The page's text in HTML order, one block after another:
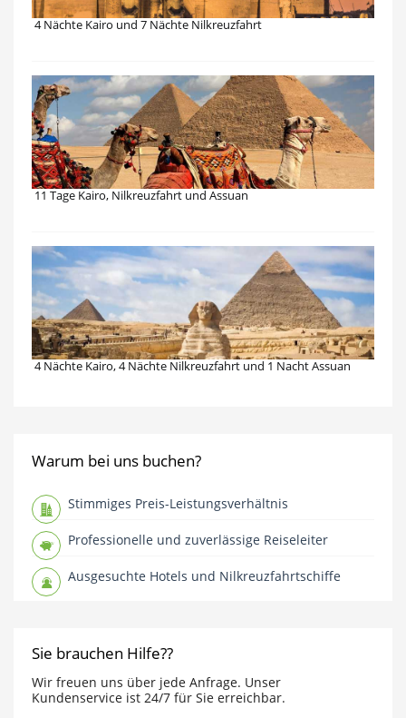
4 Nächte Kairo und 7 Nächte Nilkreuzfahrt
11 Tage Kairo, Nilkreuzfahrt und Assuan
4 Nächte Kairo, 4 Nächte Nilkreuzfahrt und 1 Nacht Assuan
Warum bei uns buchen?
Stimmiges Preis-Leistungsverhältnis
Professionelle und zuverlässige Reiseleiter
Ausgesuchte Hotels und Nilkreuzfahrtschiffe
Sie brauchen Hilfe??
Wir freuen uns über jede Anfrage. Unser
Kundenservice ist 24/7 für Sie erreichbar.